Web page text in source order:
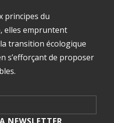
principes du
elles empruntent
transition écologique
s’efforçant de proposer